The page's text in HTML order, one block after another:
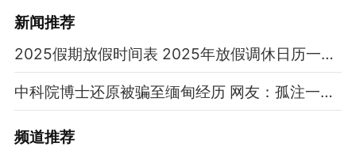
新闻推荐
2025假期放假时间表 2025年放假调休日历一览表
中科院博士还原被骗至缅甸经历 网友：孤注一掷现实版
频道推荐